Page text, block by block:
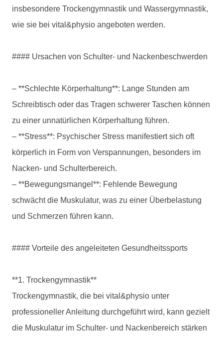
insbesondere Trockengymnastik und Wassergymnastik,
wie sie bei vital&physio angeboten werden.
#### Ursachen von Schulter- und Nackenbeschwerden
– **Schlechte Körperhaltung**: Lange Stunden am
Schreibtisch oder das Tragen schwerer Taschen können
zu einer unnatürlichen Körperhaltung führen.
– **Stress**: Psychischer Stress manifestiert sich oft
körperlich in Form von Verspannungen, besonders im
Nacken- und Schulterbereich.
– **Bewegungsmangel**: Fehlende Bewegung
schwächt die Muskulatur, was zu einer Überbelastung
und Schmerzen führen kann.
#### Vorteile des angeleiteten Gesundheitssports
**1. Trockengymnastik**
Trockengymnastik, die bei vital&physio unter
professioneller Anleitung durchgeführt wird, kann gezielt
die Muskulatur im Schulter- und Nackenbereich stärken